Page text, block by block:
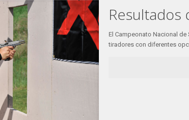
Resultados
El Campeonato Nacional
tiradores con diferentes